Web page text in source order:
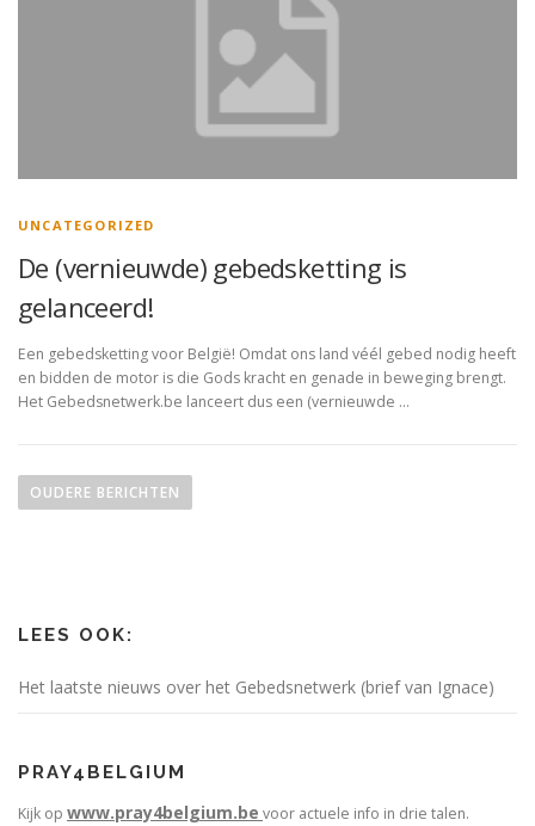
UNCATEGORIZED
De (vernieuwde) gebedsketting is
gelanceerd!
Een gebedsketting voor België! Omdat ons land véél gebed nodig heeft
en bidden de motor is die Gods kracht en genade in beweging brengt.
Het Gebedsnetwerk.be lanceert dus een (vernieuwde …
e
t
e
a
v
OUDERE BERICHTEN
LEES OOK:
Het laatste nieuws over het Gebedsnetwerk (brief van Ignace)
PRAY4BELGIUM
Kijk op www.pray4belgium.be voor actuele info in drie talen.